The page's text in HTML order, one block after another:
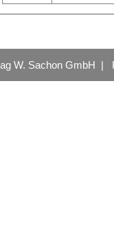
W. Sachon GmbH |